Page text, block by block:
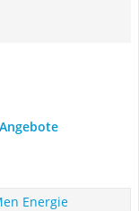
Energie